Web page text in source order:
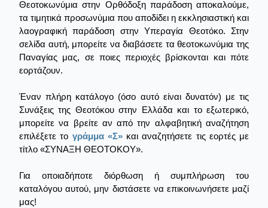
Θεοτοκωνύμια στην Ορθόδοξη παράδοση αποκαλούμε,
τα τιμητικά προσωνύμια που αποδίδει η εκκλησιαστική και
λαογραφική παράδοση στην Υπεραγία Θεοτόκο. Στην
σελίδα αυτή, μπορείτε να διαβάσετε τα θεοτοκωνύμια της
Παναγίας μας, σε ποιες περιοχές βρίσκονται και πότε
εορτάζουν.
Έναν πλήρη κατάλογο (όσο αυτό είναι δυνατόν) με τις
Συνάξεις της Θεοτόκου στην Ελλάδα και το εξωτερικό,
μπορείτε να βρείτε αν από την αλφαβητική αναζήτηση
επιλέξετε το γράμμα «Σ»και αναζητήσετε τις εορτές με
τίτλο «ΣΥΝΑΞΗ ΘΕΟΤΟΚΟΥ».
Για οποιαδήποτε διόρθωση ή συμπλήρωση του
καταλόγου αυτού, μην διστάσετε να επικοινωνήσετε μαζί
μας!